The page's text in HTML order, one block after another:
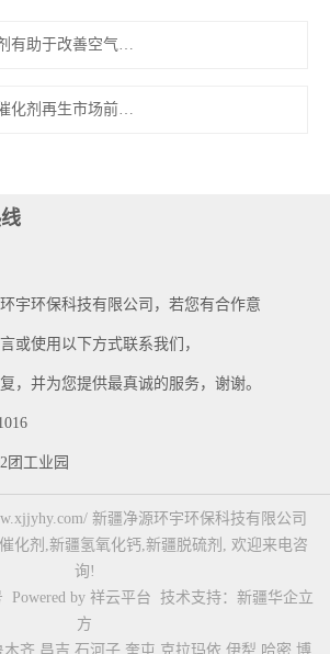
宇环保科技有限公司，若您有合作意
或使用以下方式联系我们，
，并为您提供最真诚的服务，谢谢。
团工业园
新疆净源环宇环保科技有限公司
化剂 ,新疆氢氧化钙,新疆脱硫剂 , 欢迎来电咨
询!
Powered by 祥云平台 技术支持： 新疆华企立
方
木齐 昌吉 石河子 奎屯 克拉玛依 伊犁 哈密 博